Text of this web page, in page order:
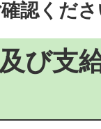
認くだ
び支